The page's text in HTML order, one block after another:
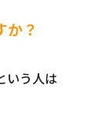
か？
いう人は